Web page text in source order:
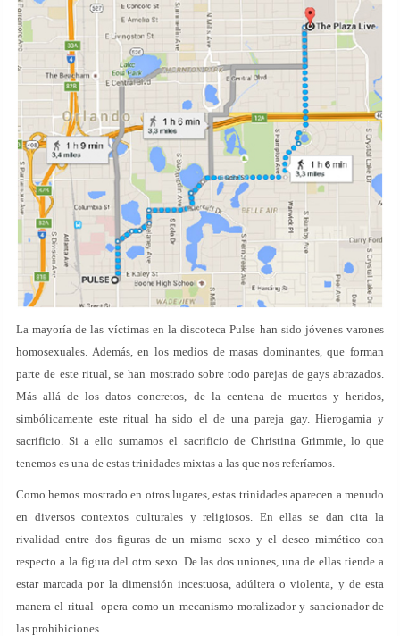
La mayoría de las víctimas en la discoteca Pulse han sido jóvenes varones
homosexuales. Además, en los medios de masas dominantes, que forman
parte de este ritual, se han mostrado sobre todo parejas de gays abrazados.
Más allá de los datos concretos, de la centena de muertos y heridos,
simbólicamente este ritual ha sido el de una pareja gay. Hierogamia y
sacrificio. Si a ello sumamos el sacrificio de Christina Grimmie, lo que
tenemos es una de estas trinidades mixtas a las que nos referíamos.
Como hemos mostrado en otros lugares, estas trinidades aparecen a menudo
en diversos contextos culturales y religiosos. En ellas se dan cita la
rivalidad entre dos figuras de un mismo sexo y el deseo mimético con
respecto a la figura del otro sexo. De las dos uniones, una de ellas tiende a
estar marcada por la dimensión incestuosa, adúltera o violenta, y de esta
manera el ritual opera como un mecanismo moralizador y sancionador de
las prohibiciones.